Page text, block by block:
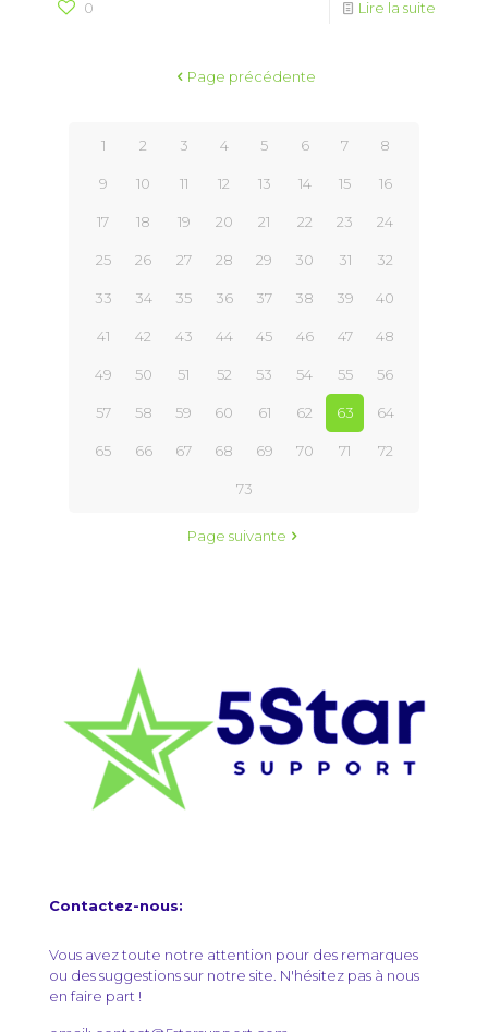
0 Lire la suite
Page précédente
1 2 3 4 5 6 7 8
9 10 11 12 13 14 15 16
17 18 19 20 21 22 23 24
25 26 27 28 29 30 31 32
33 34 35 36 37 38 39 40
41 42 43 44 45 46 47 48
49 50 51 52 53 54 55 56
57 58 59 60 61 62 63 64
65 66 67 68 69 70 71 72
73
Page suivante
Contactez-nous:
Vous avez toute notre attention pour des remarques
ou des suggestions sur notre site. N'hésitez pas à nous
en faire part !